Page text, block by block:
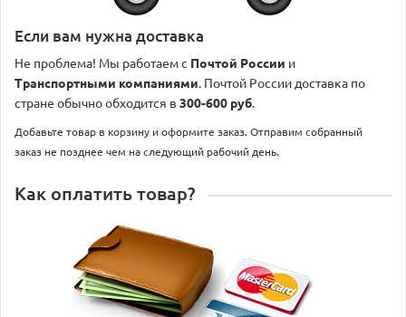
Если вам нужна доставка
Не проблема! Мы работаем с Почтой России и
Транспортными компаниями. Почтой России доставка по
стране обычно обходится в 300-600 руб.
Добавьте товар в корзину и оформите заказ. Отправим собранный
заказ не позднее чем на следующий рабочий день.
Как оплатить товар?